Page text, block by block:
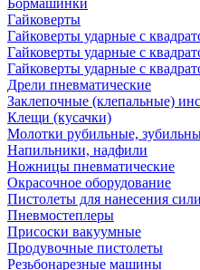
Бормашинки
Гайковерты
Гайковерты ударные с
Гайковерты ударные с
Гайковерты ударные с
Дрели пневматические
Заклепочные (клепальные)
Клещи (кусачки)
Молотки рубильные,
Напильники, надфили
Ножницы пневматические
Окрасочное оборудование
Пистолеты для нанесения
Пневмостеплеры
Присоски вакуумные
Продувочные пистолеты
Резьбонарезные машины